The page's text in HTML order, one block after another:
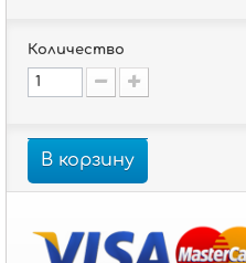
Количество
В корзину